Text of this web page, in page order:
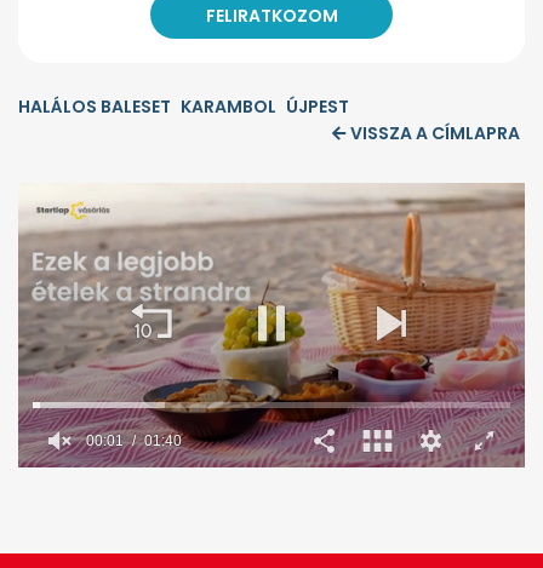
HALÁLOS BALESET KARAMBOL ÚJPEST
VISSZA A CÍMLAPRA
minute,
00:02 01:40